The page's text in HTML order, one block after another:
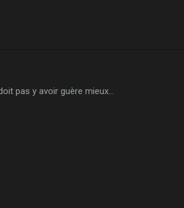
pas y avoir guère mieux...